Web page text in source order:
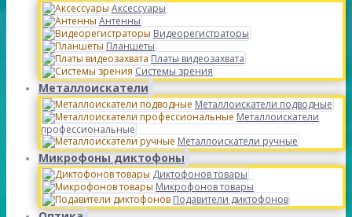
Аксессуары
Антенны
Видеорегистраторы
Планшеты
Платы видеозахвата
Системы зрения
Металлоискатели
Металлоискатели подводные
Металлоискатели
профессиональные
Металлоискатели ручные
Микрофоны диктофоны
Диктофонов товары
Микрофонов товары
Подавители диктофонов